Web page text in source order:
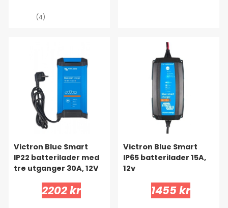
(4)
Victron Blue Smart
IP22 batterilader med
tre utganger 30A, 12V
2202 kr
Victron Blue Smart
IP65 batterilader 15A,
12v
1455 kr